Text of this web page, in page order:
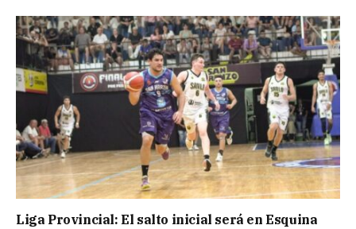
Liga Provincial: El salto inicial será en Esquina